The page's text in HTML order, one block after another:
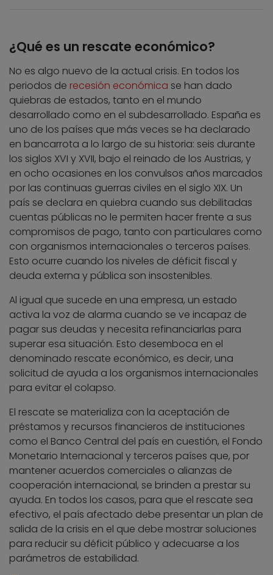
¿Qué es un rescate económico?
No es algo nuevo de la actual crisis. En todos los
periodos de recesión económica se han dado
quiebras de estados, tanto en el mundo
desarrollado como en el subdesarrollado. España es
uno de los países que más veces se ha declarado
en bancarrota a lo largo de su historia: seis durante
los siglos XVI y XVII, bajo el reinado de los Austrias, y
en ocho ocasiones en los convulsos años marcados
por las continuas guerras civiles en el siglo XIX. Un
país se declara en quiebra cuando sus debilitadas
cuentas públicas no le permiten hacer frente a sus
compromisos de pago, tanto con particulares como
con organismos internacionales o terceros países.
Esto ocurre cuando los niveles de déficit fiscal y
deuda externa y pública son insostenibles.
Al igual que sucede en una empresa, un estado
activa la voz de alarma cuando se ve incapaz de
pagar sus deudas y necesita refinanciarlas para
superar esa situación. Esto desemboca en el
denominado rescate económico, es decir, una
solicitud de ayuda a los organismos internacionales
para evitar el colapso.
El rescate se materializa con la aceptación de
préstamos y recursos financieros de instituciones
como el Banco Central del país en cuestión, el Fondo
Monetario Internacional y terceros países que, por
mantener acuerdos comerciales o alianzas de
cooperación internacional, se brinden a prestar su
ayuda. En todos los casos, para que el rescate sea
efectivo, el país afectado debe presentar un plan de
salida de la crisis en el que debe mostrar soluciones
para reducir su déficit público y adecuarse a los
parámetros de estabilidad.